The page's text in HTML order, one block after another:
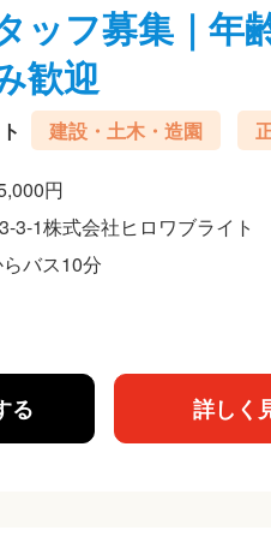
ッフ募集｜年
歓迎
建設・土木・造園
円
3-1株式会社ヒロワブライト
バス10分
る 詳しく